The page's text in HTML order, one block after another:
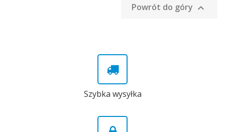
Powrót do góry 
Szybka wysyłka